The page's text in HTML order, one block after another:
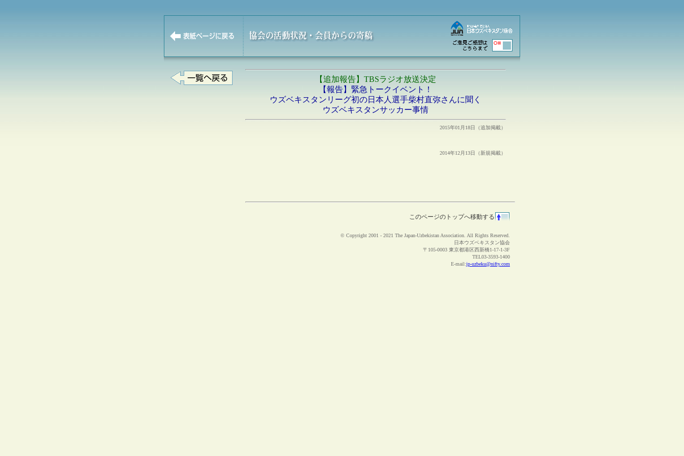
【追加報告】TBSラジオ放送決定
【報告】緊急トークイベント！
ウズベキスタンリーグ初の日本人選手柴村直弥さんに聞く
ウズベキスタンサッカー事情
2015年01月18日（追加掲載）
2014年12月13日（新規掲載）
このページのトップへ移動する
© Copyright 2001 - 2021 The Japan-Uzbekistan Association. All Rights Reserved.
日本ウズベキスタン協会
〒105-0003 東京都港区西新橋1-17-1-3F
TEL03-3593-1400
E-mail:jp-uzbeku@nifty.com